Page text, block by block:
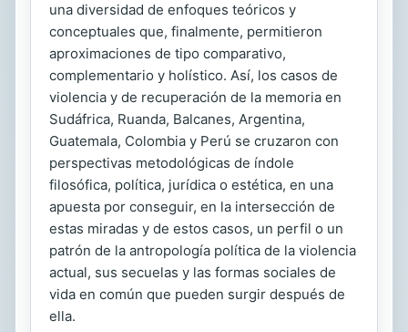
una diversidad de enfoques teóricos y
conceptuales que, finalmente, permitieron
aproximaciones de tipo comparativo,
complementario y holístico. Así, los casos de
violencia y de recuperación de la memoria en
Sudáfrica, Ruanda, Balcanes, Argentina,
Guatemala, Colombia y Perú se cruzaron con
perspectivas metodológicas de índole
filosófica, política, jurídica o estética, en una
apuesta por conseguir, en la intersección de
estas miradas y de estos casos, un perfil o un
patrón de la antropología política de la violencia
actual, sus secuelas y las formas sociales de
vida en común que pueden surgir después de
ella.